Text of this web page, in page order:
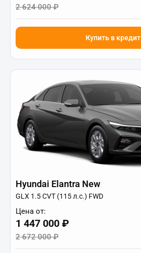
2 624 000 ₽
Купить в кредит
Hyundai Elantra New
GLX 1.5 CVT (115 л.с.) FWD
Цена от:
1 447 000 ₽
2 672 000 ₽